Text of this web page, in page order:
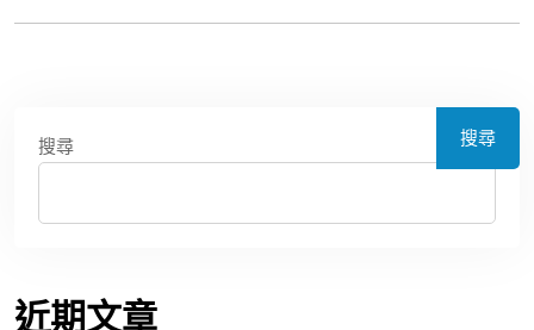
搜尋 搜尋
近期文章